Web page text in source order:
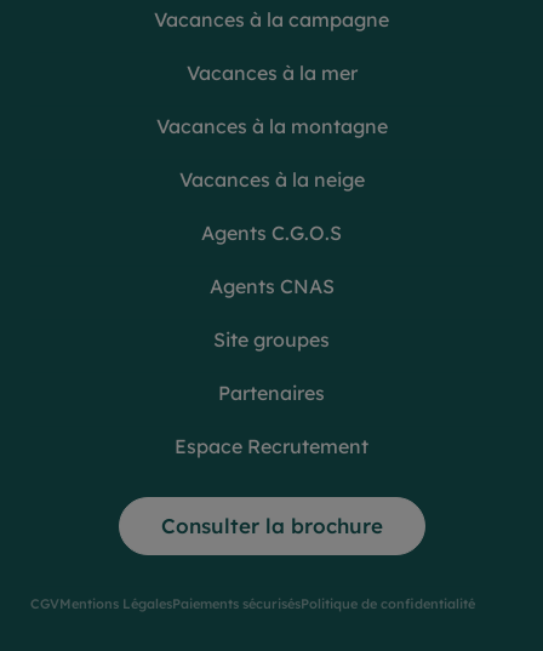
Vacances à la campagne
Vacances à la mer
Vacances à la montagne
Vacances à la neige
Agents C.G.O.S
Agents CNAS
Site groupes
Partenaires
Espace Recrutement
Consulter la brochure
CGVMentions LégalesPaiements sécurisésPolitique de confidentialité